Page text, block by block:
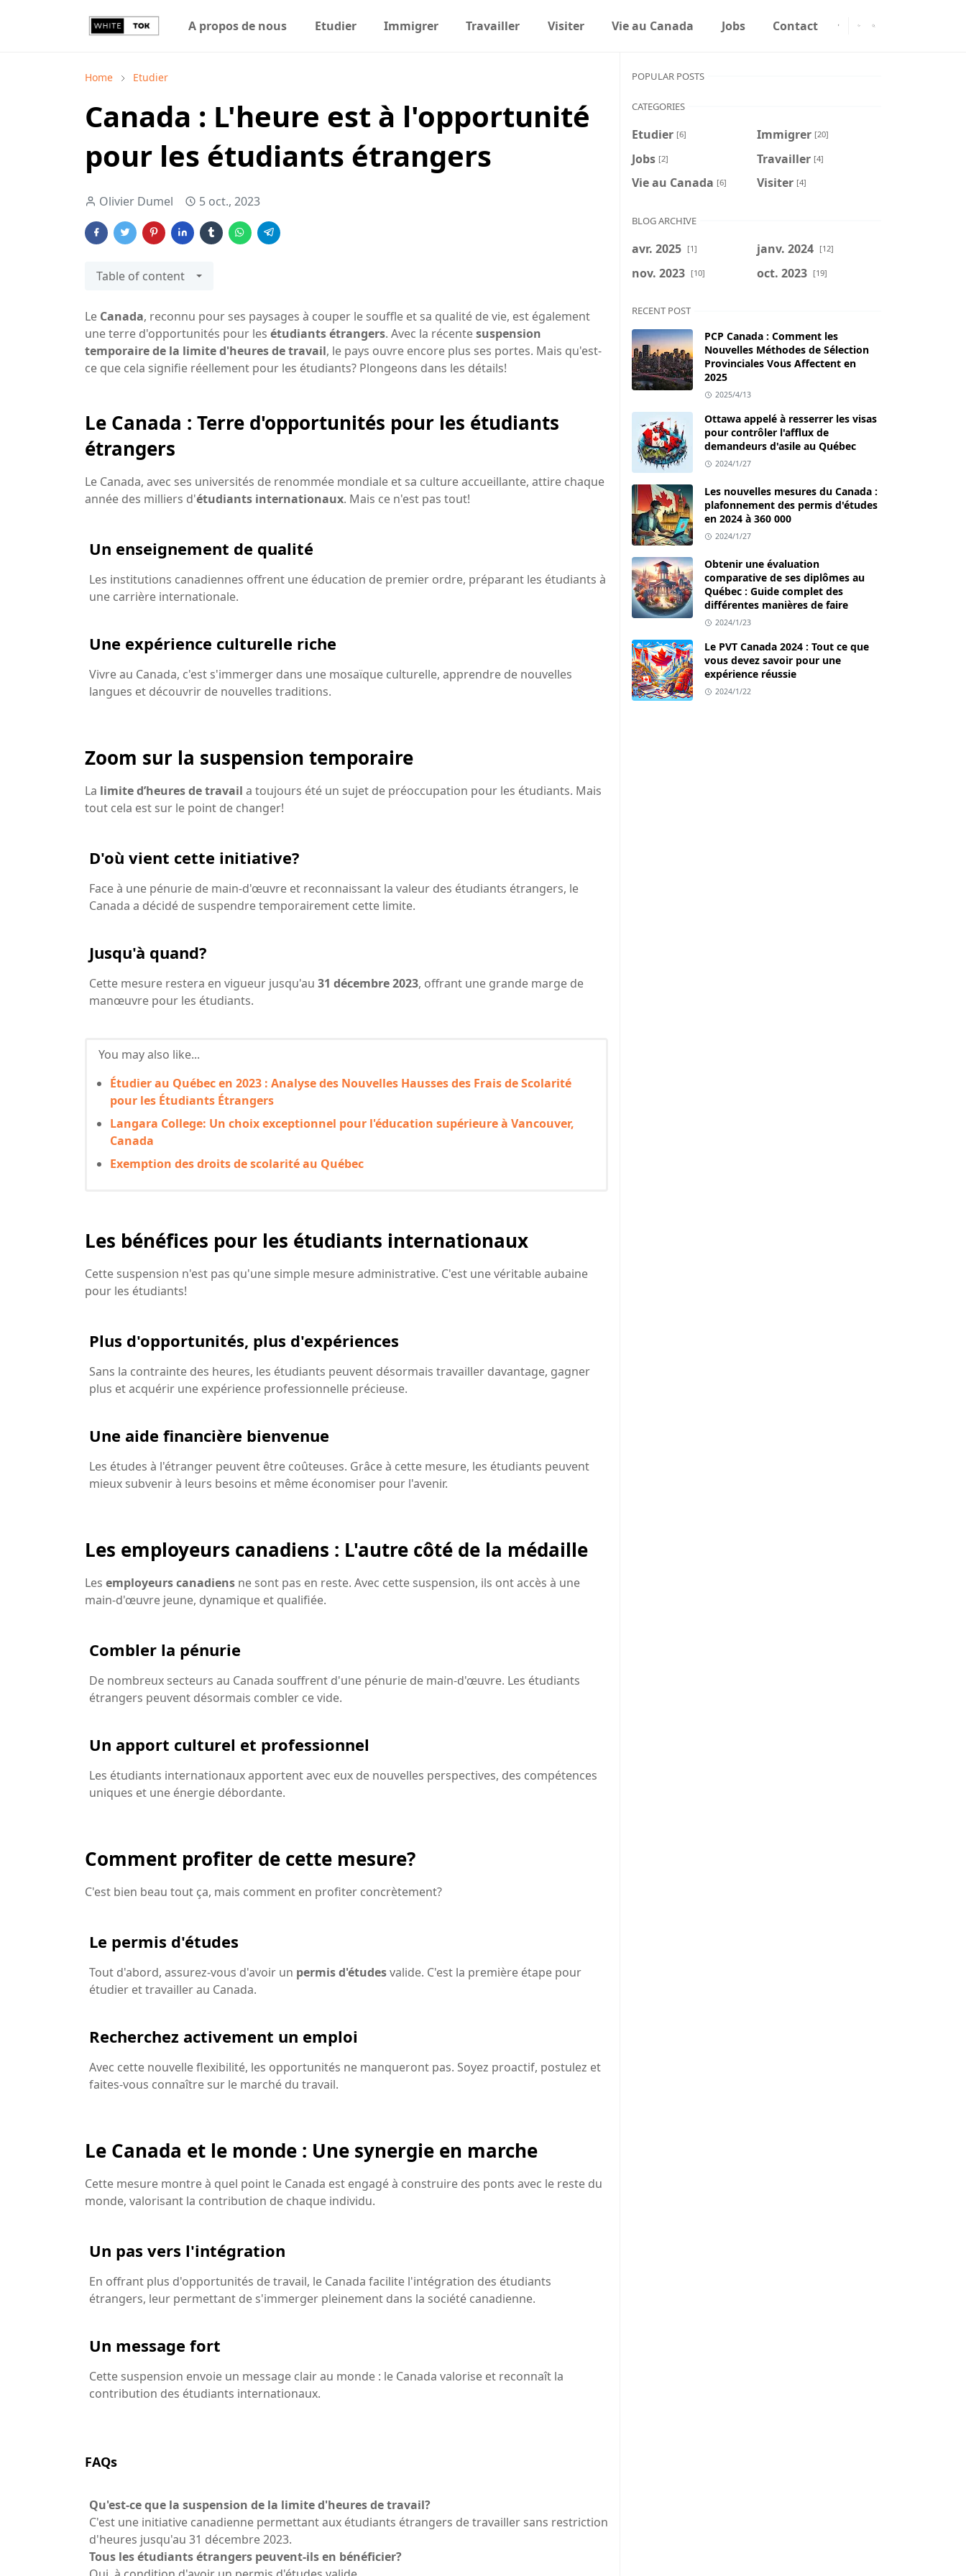
A propos de nous Etudier Immigrer Travailler Visiter Vie au Canada Jobs Contact
Home Etudier
Canada : L'heure est à l'opportunité
pour les étudiants étrangers
Olivier Dumel 5 oct., 2023
Table of content
Le Canada, reconnu pour ses paysages à couper le souffle et sa qualité de vie, est également
une terre d'opportunités pour les étudiants étrangers. Avec la récentesuspension
temporaire de la limite d'heures de travail, le pays ouvre encore plus ses portes. Mais qu'est-
ce que cela signifie réellement pour les étudiants? Plongeons dans les détails!
Le Canada : Terre d'opportunités pour les étudiants
étrangers
Le Canada, avec ses universités de renommée mondiale et sa culture accueillante, attire chaque
année des milliers d'étudiants internationaux. Mais ce n'est pas tout!
Un enseignement de qualité
Les institutions canadiennes offrent une éducation de premier ordre, préparant les étudiants à
une carrière internationale.
Une expérience culturelle riche
Vivre au Canada, c'est s'immerger dans une mosaïque culturelle, apprendre de nouvelles
langues et découvrir de nouvelles traditions.
Zoom sur la suspension temporaire
La limite d’heures de travail a toujours été un sujet de préoccupation pour les étudiants. Mais
tout cela est sur le point de changer!
D'où vient cette initiative?
Face à une pénurie de main-d'œuvre et reconnaissant la valeur des étudiants étrangers, le
Canada a décidé de suspendre temporairement cette limite.
Jusqu'à quand?
Cette mesure restera en vigueur jusqu'au 31 décembre 2023, offrant une grande marge de
manœuvre pour les étudiants.
You may also like...
Étudier au Québec en 2023 : Analyse des Nouvelles Hausses des Frais de Scolarité
pour les Étudiants Étrangers
Langara College: Un choix exceptionnel pour l'éducation supérieure à Vancouver,
Canada
Exemption des droits de scolarité au Québec
Les bénéfices pour les étudiants internationaux
Cette suspension n'est pas qu'une simple mesure administrative. C'est une véritable aubaine
pour les étudiants!
Plus d'opportunités, plus d'expériences
Sans la contrainte des heures, les étudiants peuvent désormais travailler davantage, gagner
plus et acquérir une expérience professionnelle précieuse.
Une aide financière bienvenue
Les études à l'étranger peuvent être coûteuses. Grâce à cette mesure, les étudiants peuvent
mieux subvenir à leurs besoins et même économiser pour l'avenir.
Les employeurs canadiens : L'autre côté de la médaille
Les employeurs canadiens ne sont pas en reste. Avec cette suspension, ils ont accès à une
main-d'œuvre jeune, dynamique et qualifiée.
Combler la pénurie
De nombreux secteurs au Canada souffrent d'une pénurie de main-d'œuvre. Les étudiants
étrangers peuvent désormais combler ce vide.
Un apport culturel et professionnel
Les étudiants internationaux apportent avec eux de nouvelles perspectives, des compétences
uniques et une énergie débordante.
Comment profiter de cette mesure?
C'est bien beau tout ça, mais comment en profiter concrètement?
Le permis d'études
Tout d'abord, assurez-vous d'avoir un permis d'étudesvalide. C'est la première étape pour
étudier et travailler au Canada.
Recherchez activement un emploi
Avec cette nouvelle flexibilité, les opportunités ne manqueront pas. Soyez proactif, postulez et
faites-vous connaître sur le marché du travail.
Le Canada et le monde : Une synergie en marche
Cette mesure montre à quel point le Canada est engagé à construire des ponts avec le reste du
monde, valorisant la contribution de chaque individu.
Un pas vers l'intégration
En offrant plus d'opportunités de travail, le Canada facilite l'intégration des étudiants
étrangers, leur permettant de s'immerger pleinement dans la société canadienne.
Un message fort
Cette suspension envoie un message clair au monde : le Canada valorise et reconnaît la
contribution des étudiants internationaux.
FAQs
Qu'est-ce que la suspension de la limite d'heures de travail?
C'est une initiative canadienne permettant aux étudiants étrangers de travailler sans restriction
d'heures jusqu'au 31 décembre 2023.
Tous les étudiants étrangers peuvent-ils en bénéficier?
POPULAR POSTS
CATEGORIES
Etudier [6] Immigrer [20]
Jobs [2] Travailler [4]
Vie au Canada [6] Visiter [4]
BLOG ARCHIVE
avr. 2025 [1] janv. 2024 [12]
nov. 2023 [10] oct. 2023 [19]
RECENT POST
PCP Canada : Comment les
Nouvelles Méthodes de Sélection
Provinciales Vous Affectent en
2025
2025/4/13
Ottawa appelé à resserrer les visas
pour contrôler l'afflux de
demandeurs d'asile au Québec
2024/1/27
Les nouvelles mesures du Canada :
plafonnement des permis d'études
en 2024 à 360 000
2024/1/27
Obtenir une évaluation
comparative de ses diplômes au
Québec : Guide complet des
différentes manières de faire
2024/1/23
Le PVT Canada 2024 : Tout ce que
vous devez savoir pour une
expérience réussie
2024/1/22